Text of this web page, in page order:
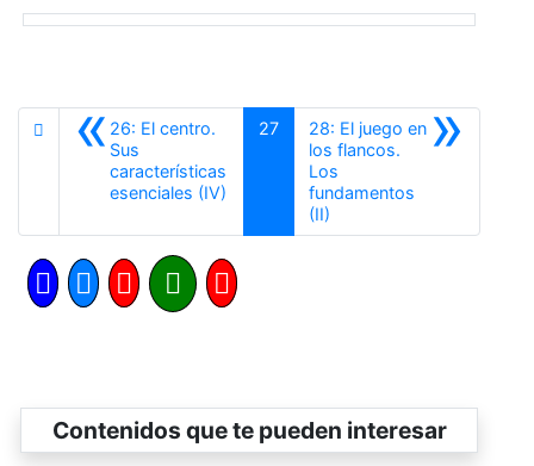
«26: El centro.
Sus
características
esenciales (IV)
27 »
28: El juego en
los flancos.
Los
fundamentos
(II)
Contenidos que te pueden interesar